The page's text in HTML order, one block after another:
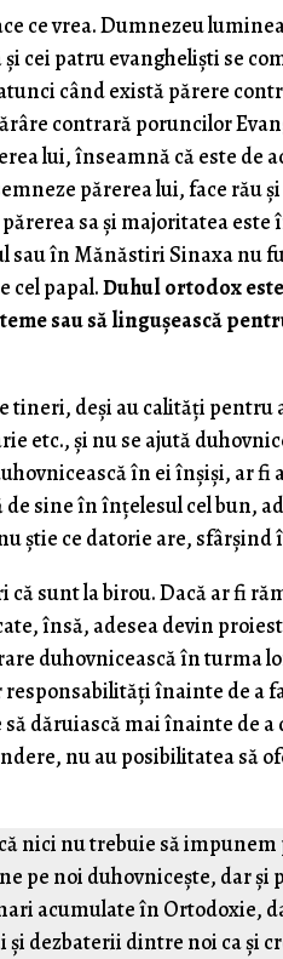
ce vrea. Dumnezeu
cei patru evanghelişti se
când există părere
contrară poruncilor
lui, înseamnă că este de
părerea lui, face rău
sa şi majoritatea
sau în Mănăstiri Sinaxa nu
cel papal.Duhul ortodox
sau să linguşească
deşi au calităţi pentru
etc., şi nu se ajută
în ei înşişi, ar fi
sine în înţelesul cel bun,
ştie ce datorie are,
sunt la birou. Dacă ar fi
însă, adesea devin
duhovnicească în turma
înainte de a
dăruiască mai înainte de
nu au posibilitatea să
nici nu trebuie să
pe noi duhovnicește, dar și
acumulate în Ortodoxie,
dezbaterii dintre noi ca și